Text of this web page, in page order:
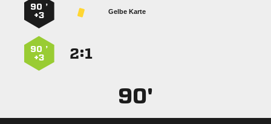
Gelbe Karte
90 ’
+3
:
90 ’
+3
90'